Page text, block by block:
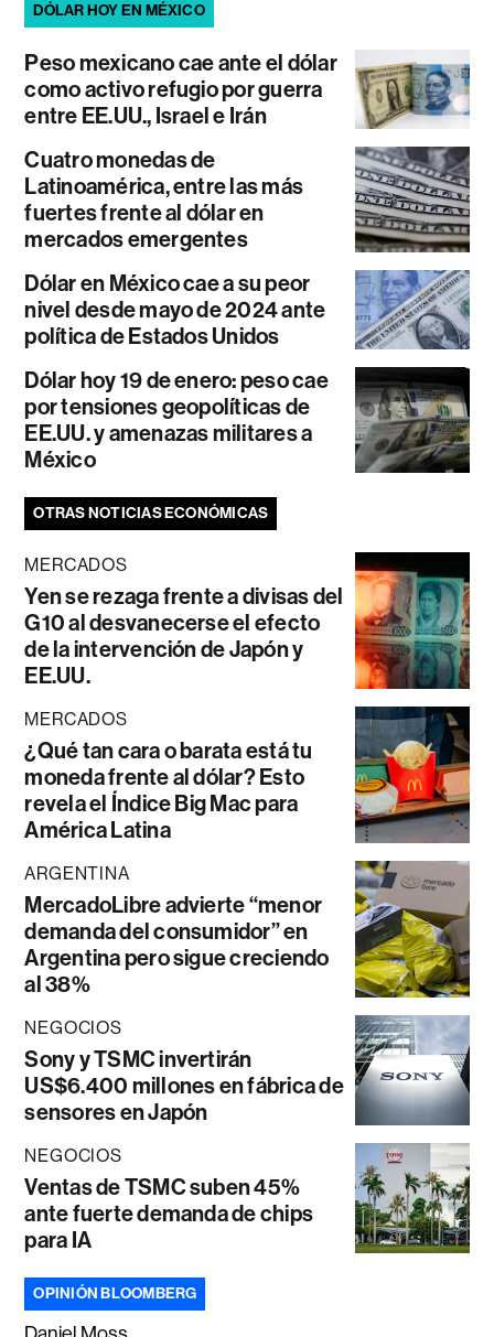
DÓLAR HOY EN MÉXICO
Peso mexicano cae ante el dólar
como activo refugio por guerra
entre EE.UU., Israel e Irán
Cuatro monedas de
Latinoamérica, entre las más
fuertes frente al dólar en
mercados emergentes
Dólar en México cae a su peor
nivel desde mayo de 2024 ante
política de Estados Unidos
Dólar hoy 19 de enero: peso cae
por tensiones geopolíticas de
EE.UU. y amenazas militares a
México
OTRAS NOTICIAS ECONÓMICAS
MERCADOS
Yen se rezaga frente a divisas del
G10 al desvanecerse el efecto
de la intervención de Japón y
EE.UU.
MERCADOS
¿Qué tan cara o barata está tu
moneda frente al dólar? Esto
revela el Índice Big Mac para
América Latina
ARGENTINA
MercadoLibre advierte “menor
demanda del consumidor” en
Argentina pero sigue creciendo
al 38%
NEGOCIOS
Sony y TSMC invertirán
US$6.400 millones en fábrica de
sensores en Japón
NEGOCIOS
Ventas de TSMC suben 45%
ante fuerte demanda de chips
para IA
OPINIÓN BLOOMBERG